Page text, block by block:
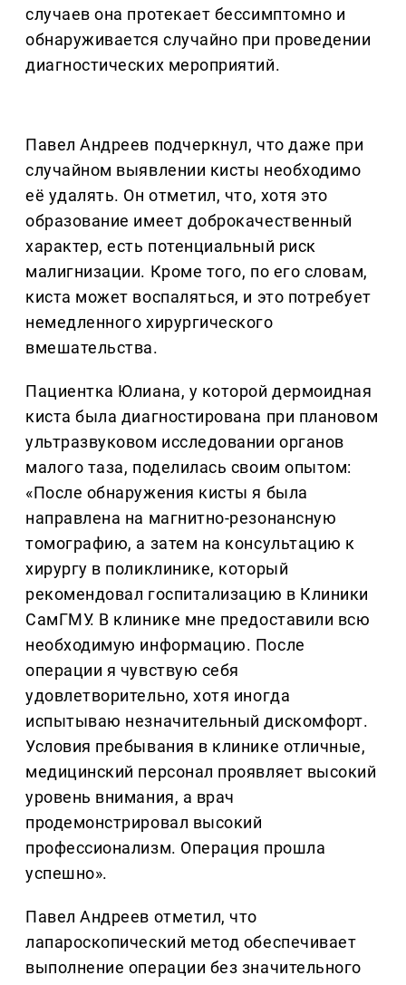
случаев она протекает бессимптомно и
обнаруживается случайно при проведении
диагностических мероприятий.
Павел Андреев подчеркнул, что даже при
случайном выявлении кисты необходимо
её удалять. Он отметил, что, хотя это
образование имеет доброкачественный
характер, есть потенциальный риск
малигнизации. Кроме того, по его словам,
киста может воспаляться, и это потребует
немедленного хирургического
вмешательства.
Пациентка Юлиана, у которой дермоидная
киста была диагностирована при плановом
ультразвуковом исследовании органов
малого таза, поделилась своим опытом:
«После обнаружения кисты я была
направлена на магнитно-резонансную
томографию, а затем на консультацию к
хирургу в поликлинике, который
рекомендовал госпитализацию в Клиники
СамГМУ. В клинике мне предоставили всю
необходимую информацию. После
операции я чувствую себя
удовлетворительно, хотя иногда
испытываю незначительный дискомфорт.
Условия пребывания в клинике отличные,
медицинский персонал проявляет высокий
уровень внимания, а врач
продемонстрировал высокий
профессионализм. Операция прошла
успешно».
Павел Андреев отметил, что
лапароскопический метод обеспечивает
выполнение операции без значительного